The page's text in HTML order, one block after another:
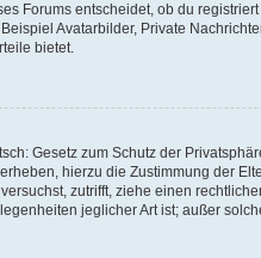
Forums entscheidet, ob du
Avatarbilder, Private
bietet.
Gesetz zum Schutz der
hierzu die Zustimmung der
zutrifft, ziehe einen
jeglicher Art ist; außer